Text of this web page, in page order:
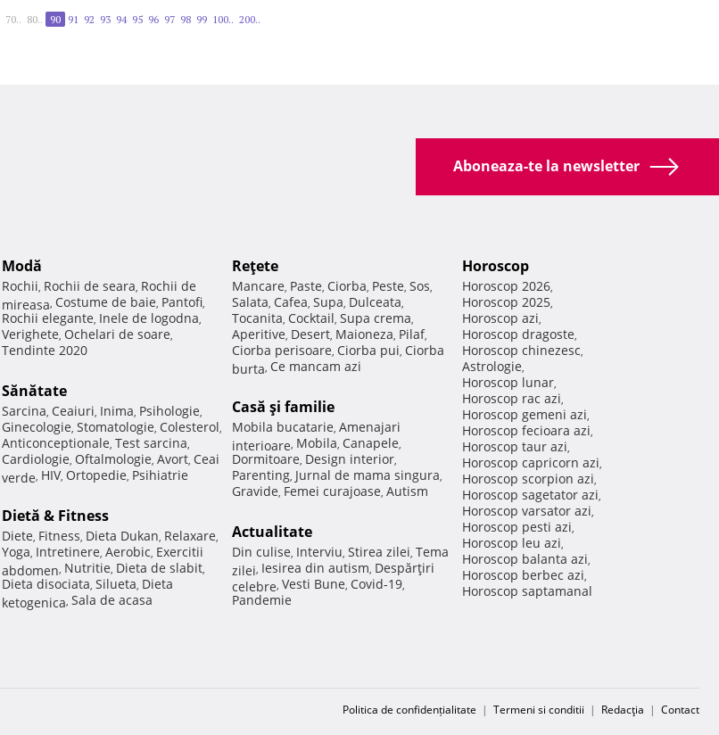
70.. 80.. 90 91 92 93 94 95 96 97 98 99 100.. 200..
Aboneaza-te la newsletter
Modă
Rochii, Rochii de seara, Rochii de
mireasa, Costume de baie, Pantofi,
Rochii elegante, Inele de logodna,
Verighete, Ochelari de soare,
Tendinte 2020
Sănătate
Sarcina, Ceaiuri, Inima, Psihologie,
Ginecologie, Stomatologie, Colesterol,
Anticonceptionale, Test sarcina,
Cardiologie, Oftalmologie, Avort, Ceai
verde, HIV, Ortopedie, Psihiatrie
Dietă & Fitness
Diete, Fitness, Dieta Dukan, Relaxare,
Yoga, Intretinere, Aerobic, Exercitii
abdomen, Nutritie, Dieta de slabit,
Dieta disociata, Silueta, Dieta
ketogenica, Sala de acasa
Reţete
Mancare, Paste, Ciorba, Peste, Sos,
Salata, Cafea, Supa, Dulceata,
Tocanita, Cocktail, Supa crema,
Aperitive, Desert, Maioneza, Pilaf,
Ciorba perisoare, Ciorba pui, Ciorba
burta, Ce mancam azi
Casă şi familie
Mobila bucatarie, Amenajari
interioare, Mobila, Canapele,
Dormitoare, Design interior,
Parenting, Jurnal de mama singura,
Gravide, Femei curajoase, Autism
Actualitate
Din culise, Interviu, Stirea zilei, Tema
zilei, Iesirea din autism, Despărţiri
celebre, Vesti Bune, Covid-19,
Pandemie
Horoscop
Horoscop 2026,
Horoscop 2025,
Horoscop azi,
Horoscop dragoste,
Horoscop chinezesc,
Astrologie,
Horoscop lunar,
Horoscop rac azi,
Horoscop gemeni azi,
Horoscop fecioara azi,
Horoscop taur azi,
Horoscop capricorn azi,
Horoscop scorpion azi,
Horoscop sagetator azi,
Horoscop varsator azi,
Horoscop pesti azi,
Horoscop leu azi,
Horoscop balanta azi,
Horoscop berbec azi,
Horoscop saptamanal
Politica de confidențialitate | Termeni si conditii | Redacţia | Contact